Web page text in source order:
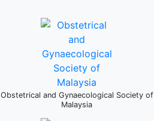
Obstetrical and Gynaecological Society of
Malaysia